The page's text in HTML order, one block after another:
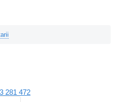
281 472